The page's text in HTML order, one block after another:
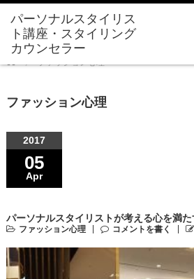
ファッション心理
ファッション心理
2017
05
Apr
パーソナルスタイリストが考える心を満
ファッション心理 コメントを書く